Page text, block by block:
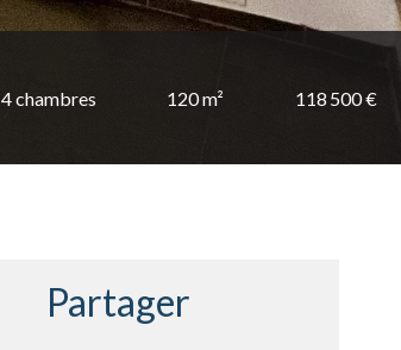
4 chambres 120 m² 118 500 €
Partager